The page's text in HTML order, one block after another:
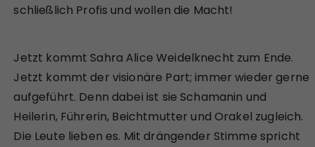
schließlich Profis und wollen die Macht!
Jetzt kommt Sahra Alice Weidelknecht zum Ende.
Jetzt kommt der visionäre Part; immer wieder gerne
aufgeführt. Denn dabei ist sie Schamanin und
Heilerin, Führerin, Beichtmutter und Orakel zugleich.
Die Leute lieben es. Mit drängender Stimme spricht